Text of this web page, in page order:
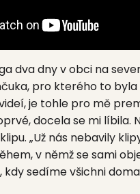
dva dny v obci na
pro kterého to
je tohle pro mě
docela se mi líbila.
„Už nás nebavily
v němž se sami
sedíme všichni